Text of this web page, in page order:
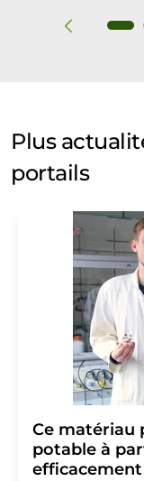
Plus
portails
Ce matériau
potable à
efficacement